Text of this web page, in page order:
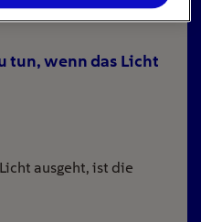
tun, wenn das Licht
ausgeht, ist die